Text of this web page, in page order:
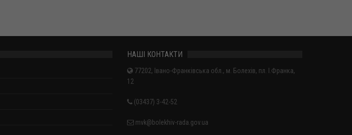
НАШІ КОНТАКТИ
77202, Івано-Франківська обл., м. Болехів, пл. І.Франка,
12
(03437) 3-42-52
mvk@bolekhiv-rada.gov.ua